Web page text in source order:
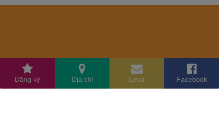
Đăng ký Địa chỉ Email Facebook